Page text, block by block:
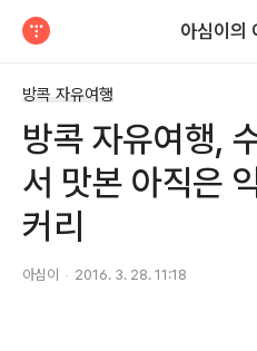
아심이의
방콕 자유여행
방콕 자유여행,
서 맛본 아직은
커리
아심이 2016. 3. 28. 11:18